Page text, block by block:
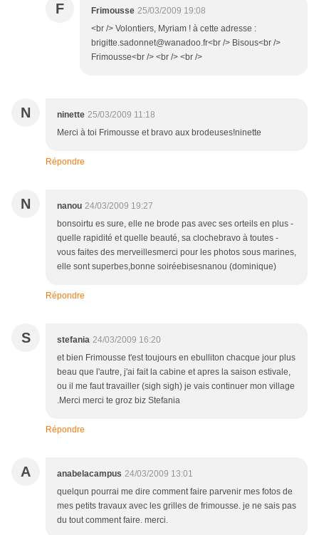
F Frimousse 25/03/2009 19:08
<br /> Volontiers, Myriam ! à cette adresse :
brigitte.sadonnet@wanadoo.fr<br /> Bisous<br />
Frimousse<br /> <br /> <br />
N ninette 25/03/2009 11:18
Merci à toi Frimousse et bravo aux brodeuses!ninette
Répondre
N nanou 24/03/2009 19:27
bonsoirtu es sure, elle ne brode pas avec ses orteils en plus -
quelle rapidité et quelle beauté, sa clochebravo à toutes -
vous faites des merveillesmerci pour les photos sous marines,
elle sont superbes,bonne soiréebisesnanou (dominique)
Répondre
S stefania 24/03/2009 16:20
et bien Frimousse t'est toujours en ebulliton chacque jour plus
beau que l'autre, j'ai fait la cabine et apres la saison estivale,
ou il me faut travailler (sigh sigh) je vais continuer mon village
.Merci merci te groz biz Stefania
Répondre
A anabelacampus 24/03/2009 13:01
quelqun pourrai me dire comment faire parvenir mes fotos de
mes petits travaux avec les grilles de frimousse. je ne sais pas
du tout comment faire. merci.